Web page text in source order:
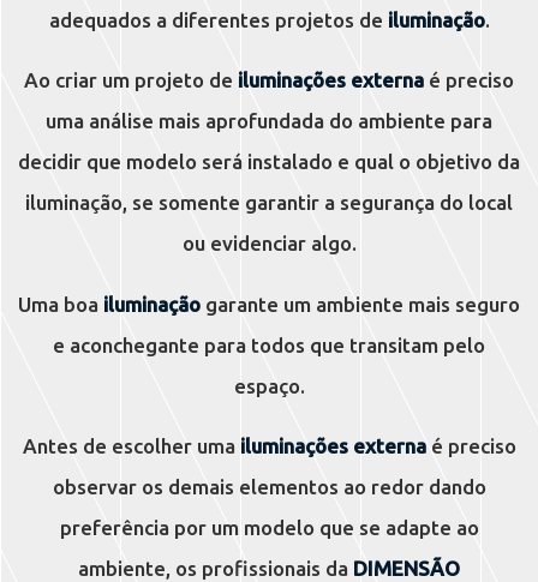
adequados a diferentes projetos de iluminação.
Ao criar um projeto de iluminações externa é preciso
uma análise mais aprofundada do ambiente para
decidir que modelo será instalado e qual o objetivo da
iluminação, se somente garantir a segurança do local
ou evidenciar algo.
Uma boa iluminação garante um ambiente mais seguro
e aconchegante para todos que transitam pelo
espaço.
Antes de escolher uma iluminações externaé preciso
observar os demais elementos ao redor dando
preferência por um modelo que se adapte ao
ambiente, os profissionais da DIMENSÃO